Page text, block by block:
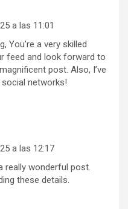
a las 11:01
You’re a very skilled
feed and look forward to
post. Also, I’ve
networks!
a las 12:17
really wonderful post.
these details.